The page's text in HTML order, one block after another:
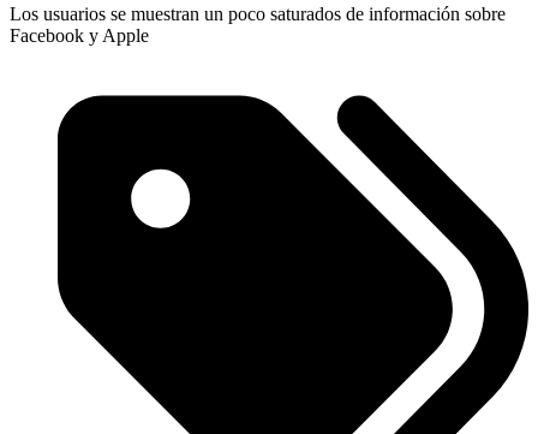
Los usuarios se muestran un poco saturados de información sobre
Facebook y Apple